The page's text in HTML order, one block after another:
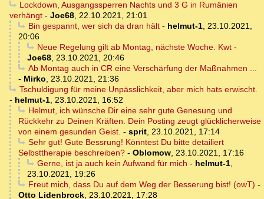
Lockdown, Ausgangssperren Nachts und 3 G in Rumänien
verhängt - Joe68, 22.10.2021, 21:01
Bin gespannt, wer sich da dran hält- helmut-1, 23.10.2021,
20:06
Neue Regelung gilt ab Montag, nächste Woche. Kwt-
Joe68, 23.10.2021, 20:46
Ab Montag auch in CR eine Verschärfung der Maßnahmen ...
- Mirko, 23.10.2021, 21:36
Tschuldigung für meine Unpässlichkeit, aber mich hats erwischt.
- helmut-1, 23.10.2021, 16:52
Helmut, ich wünsche Dir eine sehr gute Genesung und
Rückkehr zu Deinen Kräften. Dein Posting zeugt glücklicherweise
von einem gesunden Geist. - sprit, 23.10.2021, 17:14
Sehr gut! Gute Bessrung! Könntest Du bitte detailiert
Selbsttherapie beschreiben? - Oblomow, 23.10.2021, 17:16
Gerne, ist ja auch kein Aufwand für mich - helmut-1,
23.10.2021, 19:26
Freut mich, dass Du auf dem Weg der Besserung bist! (owT) -
Otto Lidenbrock, 23.10.2021, 17:28